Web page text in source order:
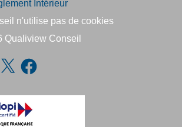
Intérieur
n'utilise pas de cookies
Qualiview Conseil